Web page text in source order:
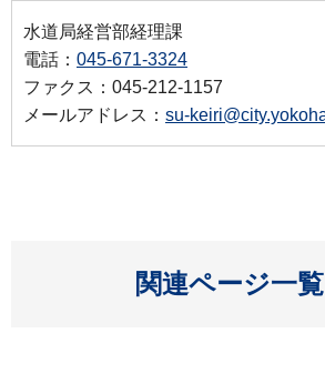
水道局経営部経理課
電話： 045-671-3324
ファクス：045-212-1157
メールアドレス： su-
関連ページ一覧
開く